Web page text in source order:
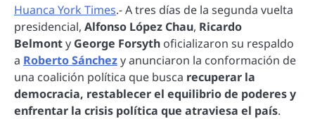
Huanca York Times.- A tres días de la segunda vuelta
presidencial, Alfonso López Chau, Ricardo
Belmonty George Forsyth oficializaron su respaldo
a Roberto Sánchezy anunciaron la conformación de
una coalición política que busca recuperar la
democracia, restablecer el equilibrio de poderes y
enfrentar la crisis política que atraviesa el país.